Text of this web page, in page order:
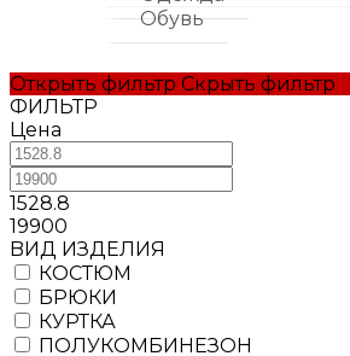
Обувь
Открыть фильтр Скрыть фильтр
ФИЛЬТР
Цена
1528.8
19900
BИД ИЗДЕЛИЯ
КОСТЮМ
БРЮКИ
КУРТКА
ПОЛУКОМБИНЕЗОН